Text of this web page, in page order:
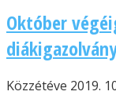
Október
Közzétéve 2019.